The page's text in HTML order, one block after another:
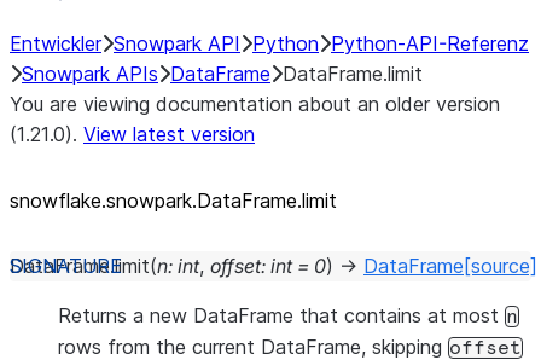
Entwickler Snowpark API Python Python-API-Referenz
Snowpark APIs DataFrame DataFrame.limit
You are viewing documentation about an older version
(1.21.0). View latest version
snowflake.snowpark.DataFrame.limit
DataFrame.limit(n: int, offset: int = 0) → DataFrame [source]
Returns a new DataFrame that contains at most n
rows from the current DataFrame, skipping offset